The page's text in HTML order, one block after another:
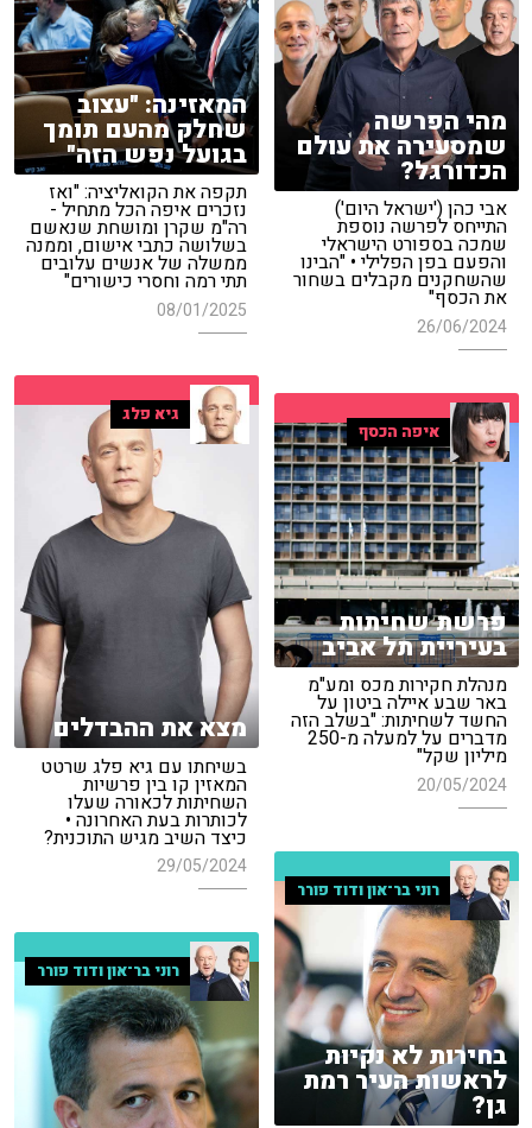
המאזינה: "עצוב
שחלק מהעם תומך
בגועל נפש הזה"
תקפה את הקואליציה: "ואז
נזכרים איפה הכל מתחיל -
רה"מ שקרן ומושחת שנאשם
בשלושה כתבי אישום, וממנה
ממשלה של אנשים עלובים
תתי רמה וחסרי כישורים"
08/01/2025
מהי הפרשה
שמסעירה את עולם
הכדורגל?
אבי כהן ('ישראל היום')
התייחס לפרשה נוספת
שמכה בספורט הישראלי
והפעם בפן הפלילי • "הבינו
שהשחקנים מקבלים בשחור
את הכסף"
26/06/2024
גיא פלג
מצא את ההבדלים
בשיחתו עם גיא פלג שרטט
המאזין קו בין פרשיות
השחיתות לכאורה שעלו
לכותרות בעת האחרונה •
כיצד השיב מגיש התוכנית?
29/05/2024
איפה הכסף
פרשת שחיתות
בעיריית תל אביב
מנהלת חקירות מכס ומע"מ
באר שבע איילה ביטון על
החשד לשחיתות: "בשלב הזה
מדברים על למעלה מ-250
מיליון שקל"
20/05/2024
רוני בר־און ודוד פורר
בחירות לא נקיות
לראשות העיר רמת
גן?
רוני בר־און ודוד פורר